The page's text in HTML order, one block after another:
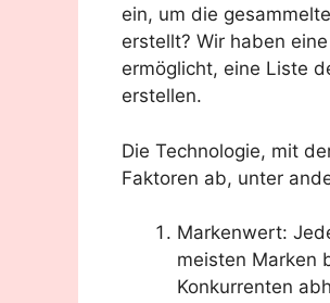
ein, um die
erstellt? Wir haben
ermöglicht, eine Liste
erstellen.
Die Technologie, mit
Faktoren ab, unter
Markenwert:
meisten Marken
Konkurrenten